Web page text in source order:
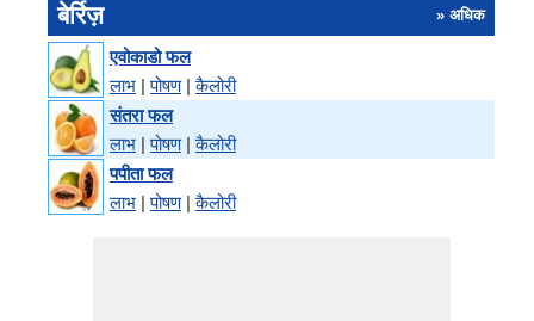
बेर्रिज़ » अधिक
एवोकाडो फल
लाभ |पोषण|कैलोरी
संतरा फल
लाभ |पोषण|कैलोरी
पपीता फल
लाभ |पोषण|कैलोरी